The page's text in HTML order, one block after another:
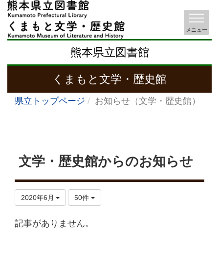
熊本県立図書館
くまもと文学・歴史館
メニュー
県立トップページ お知らせ（文学・歴史館）
文学・歴史館からのお知らせ
2020年6月 50件
記事がありません。